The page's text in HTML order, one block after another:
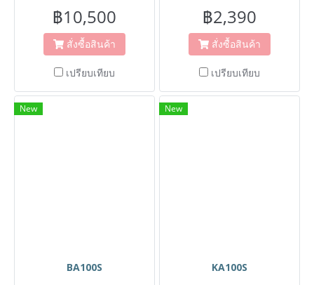
฿10,500
สั่งซื้อสินค้า
เปรียบเทียบ
฿2,390
สั่งซื้อสินค้า
เปรียบเทียบ
New
BA100S
New
KA100S